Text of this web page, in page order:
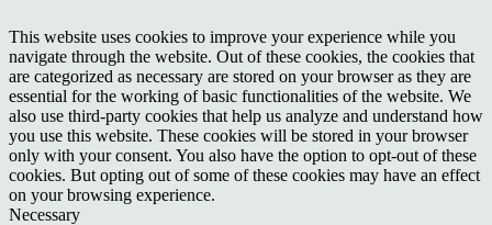
This website uses cookies to improve your experience while you
navigate through the website. Out of these cookies, the cookies that
are categorized as necessary are stored on your browser as they are
essential for the working of basic functionalities of the website. We
also use third-party cookies that help us analyze and understand how
you use this website. These cookies will be stored in your browser
only with your consent. You also have the option to opt-out of these
cookies. But opting out of some of these cookies may have an effect
on your browsing experience.
Necessary